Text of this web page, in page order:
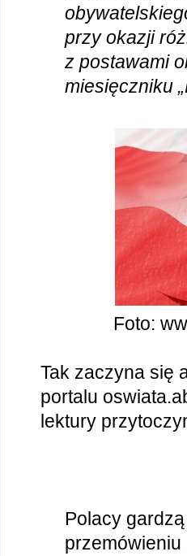
przy okazji
z postawami
miesięczniku
Foto:
Tak zaczyna się
portalu
lektury
Polacy